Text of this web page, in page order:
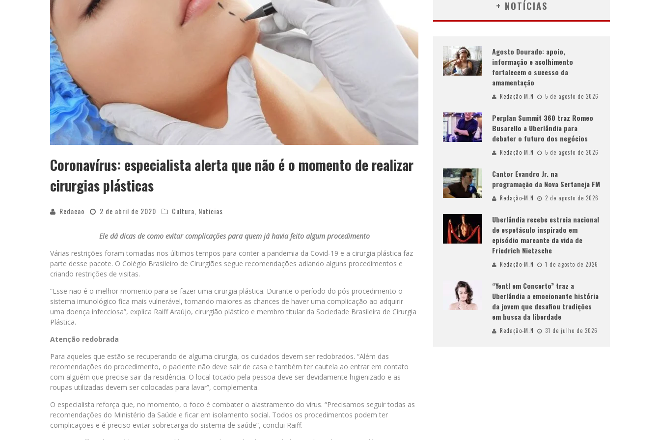
Coronavírus: especialista alerta que não é o momento de realizar
cirurgias plásticas
Redacao 2 de abril de 2020 Cultura Notícias
Ele dá dicas de como evitar complicações para quem já havia feito algum procedimento
Várias restrições foram tomadas nos últimos tempos para conter a pandemia da Covid-19 e a cirurgia plástica faz
parte desse pacote. O Colégio Brasileiro de Cirurgiões segue recomendações adiando alguns procedimentos e
criando restrições de visitas.
“Esse não é o melhor momento para se fazer uma cirurgia plástica. Durante o período do pós procedimento o
sistema imunológico fica mais vulnerável, tornando maiores as chances de haver uma complicação ao adquirir
uma doença infecciosa”, explica Raiff Araújo, cirurgião plástico e membro titular da Sociedade Brasileira de Cirurgia
Plástica.
Atenção redobrada
Para aqueles que estão se recuperando de alguma cirurgia, os cuidados devem ser redobrados. “Além das
recomendações do procedimento, o paciente não deve sair de casa e também ter cautela ao entrar em contato
com alguém que precise sair da residência. O local tocado pela pessoa deve ser devidamente higienizado e as
roupas utilizadas devem ser colocadas para lavar”, complementa.
O especialista reforça que, no momento, o foco é combater o alastramento do vírus. “Precisamos seguir todas as
recomendações do Ministério da Saúde e ficar em isolamento social. Todos os procedimentos podem ter
complicações e é preciso evitar sobrecarga do sistema de saúde”, conclui Raiff.
+ NOTÍCIAS
Agosto Dourado: apoio,
informação e acolhimento
fortalecem o sucesso da
amamentação
Redação-M.N 5 de agosto de 2026
Perplan Summit 360 traz Romeo
Busarello a Uberlândia para
debater o futuro dos negócios
Redação-M.N 5 de agosto de 2026
Cantor Evandro Jr. na
programação da Nova Sertaneja FM
Redação-M.N 2 de agosto de 2026
Uberlândia recebe estreia nacional
de espetáculo inspirado em
episódio marcante da vida de
Friedrich Nietzsche
Redação-M.N 1 de agosto de 2026
“Yentl em Concerto” traz a
Uberlândia a emocionante história
da jovem que desafiou tradições
em busca da liberdade
Redação-M.N 31 de julho de 2026